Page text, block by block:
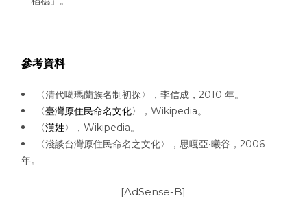
參考資料
〈清代噶瑪蘭族名制初探〉，李信成，2010 年。
〈臺灣原住民命名文化〉，Wikipedia。
〈漢姓〉，Wikipedia。
〈淺談台灣原住民命名之文化〉，思嘎亞‧曦谷，2006
年。
[AdSense-B]